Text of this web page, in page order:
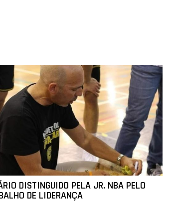
DISTINGUIDO PELA JR. NBA PELO
DE LIDERANÇA